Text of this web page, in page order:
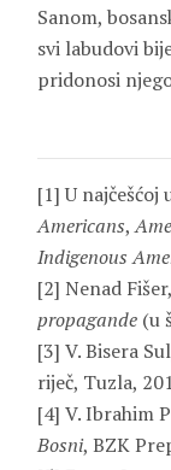
Sanom,
svi labudovi
pridonosi
[1] U
Americans,
Indigenous
[2] Nenad
propagande (u
[3] V. Bisera
riječ, Tuzla,
[4] V. Ibrahim
Bosni, BZK